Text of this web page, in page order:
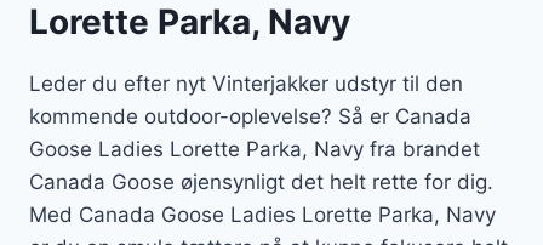
Lorette Parka, Navy
Leder du efter nyt Vinterjakker udstyr til den
kommende outdoor-oplevelse? Så er Canada
Goose Ladies Lorette Parka, Navy fra brandet
Canada Goose øjensynligt det helt rette for dig.
Med Canada Goose Ladies Lorette Parka, Navy